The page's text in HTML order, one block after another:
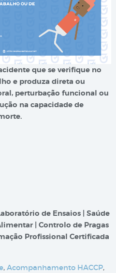
que se verifique no
e produza direta ou
perturbação funcional ou
na capacidade de
de Ensaios | Saúde
| Controlo de Pragas
Profissional Certificada
, Acompanhamento HACCP,